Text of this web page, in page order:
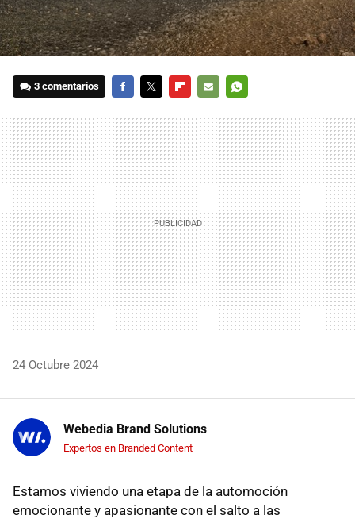
3 comentarios
MAIL
24 Octubre 2024
Webedia Brand Solutions
Expertos en Branded Content
Estamos viviendo una etapa de la automoción
emocionante y apasionante con el salto a las